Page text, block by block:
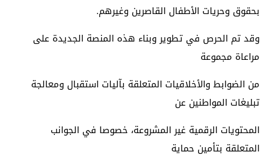
بحقوق وحريات الأطفال القاصرين وغيرهم.
وقد تم الحرص في تطوير وبناء هذه المنصة الجديدة على
مراعاة مجموعة
من الضوابط والأخلاقيات المتعلقة بآليات استقبال ومعالجة
تبليغات المواطنين عن
المحتويات الرقمية غير المشروعة، خصوصا في الجوانب
المتعلقة بتأمين حماية